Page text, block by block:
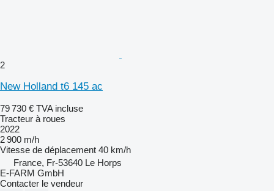
2
New Holland t6 145 ac
79 730 € TVA incluse
Tracteur à roues
2022
2 900 m/h
Vitesse de déplacement 40 km/h
France, Fr-53640 Le Horps
E-FARM GmbH
Contacter le vendeur